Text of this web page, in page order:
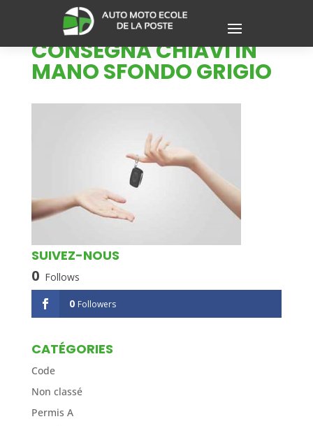
CONSEGNA CHIAVI IN
MANO SFONDO GRIGIO
SUIVEZ-NOUS
0 Follows
0 Followers
CATÉGORIES
Code
Non classé
Permis A